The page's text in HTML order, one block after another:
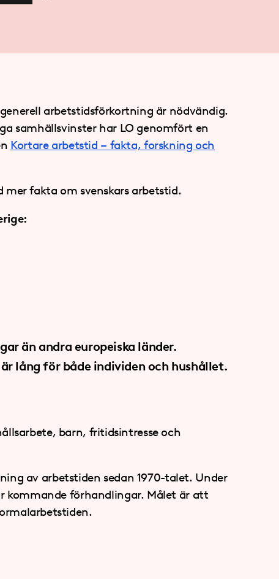
arbetstidsförkortning är nödvändig.
samhällsvinster har LO genomfört en
Kortare arbetstid – fakta, forskning och
fakta om svenskars arbetstid.
än andra europeiska länder.
lång för både individen och hushållet.
barn, fritidsintresse och
av arbetstiden sedan 1970-talet. Under
kommande förhandlingar. Målet är att